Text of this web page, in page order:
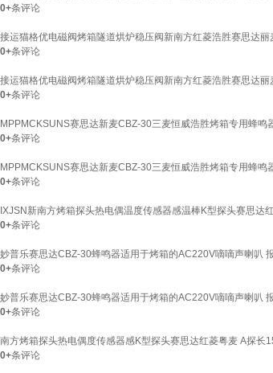
0+条评论
接运猫格优电磁阀烤箱隧道烘炉稳压阀新南方红菱浩胜赛思达
0+条评论
接运猫格优电磁阀烤箱隧道烘炉稳压阀新南方红菱浩胜赛思达
0+条评论
MPPMCKSUNS赛思达新麦CBZ-30三麦恒威浩胜烤箱专用蜂
0+条评论
MPPMCKSUNS赛思达新麦CBZ-30三麦恒威浩胜烤箱专用蜂
0+条评论
IXJSN新南方烤箱探头热电偶温度传感器感温棒K型探头赛思达
0+条评论
妙普乐赛思达CBZ-30蜂鸣器适用于烤箱的AC220V嘀嘀声喇叭
0+条评论
妙普乐赛思达CBZ-30蜂鸣器适用于烤箱的AC220V嘀嘀声喇叭
0+条评论
南方烤箱探头热电偶度传感器感K型探头赛思达红菱粤麦 A探长
0+条评论